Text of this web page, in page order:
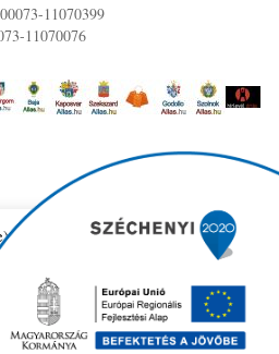
11070399
11070076
All Rights Reserved
működése folyamán, hogy a
nyújthassa Önnek, továbbá
A sütik használatát bármikor
erről Adatkezelési
Elfogad Bővebben